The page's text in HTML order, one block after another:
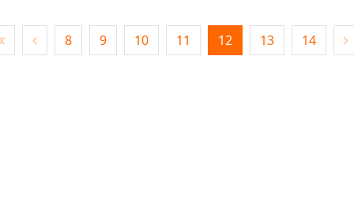
8 9 10 11 12 13 14